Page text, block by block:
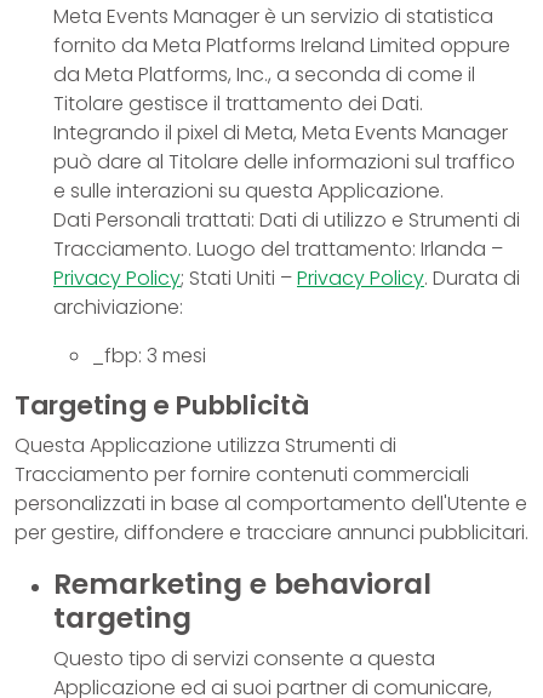
Meta Events Manager è un servizio di statistica
fornito da Meta Platforms Ireland Limited oppure
da Meta Platforms, Inc., a seconda di come il
Titolare gestisce il trattamento dei Dati.
Integrando il pixel di Meta, Meta Events Manager
può dare al Titolare delle informazioni sul traffico
e sulle interazioni su questa Applicazione.
Dati Personali trattati: Dati di utilizzo e Strumenti di
Tracciamento. Luogo del trattamento: Irlanda –
Privacy Policy; Stati Uniti –Privacy Policy. Durata di
archiviazione:
_fbp: 3 mesi
Targeting e Pubblicità
Questa Applicazione utilizza Strumenti di
Tracciamento per fornire contenuti commerciali
personalizzati in base al comportamento dell'Utente e
per gestire, diffondere e tracciare annunci pubblicitari.
Remarketing e behavioral
targeting
Questo tipo di servizi consente a questa
Applicazione ed ai suoi partner di comunicare,